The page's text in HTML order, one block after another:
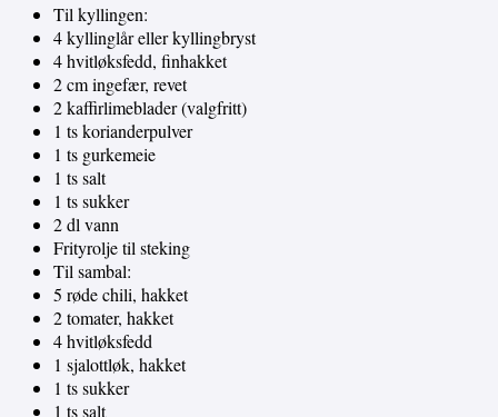
Til kyllingen:
4 kyllinglår eller kyllingbryst
4 hvitløksfedd, finhakket
2 cm ingefær, revet
2 kaffirlimeblader (valgfritt)
1 ts korianderpulver
1 ts gurkemeie
1 ts salt
1 ts sukker
2 dl vann
Frityrolje til steking
Til sambal:
5 røde chili, hakket
2 tomater, hakket
4 hvitløksfedd
1 sjalottløk, hakket
1 ts sukker
1 ts salt